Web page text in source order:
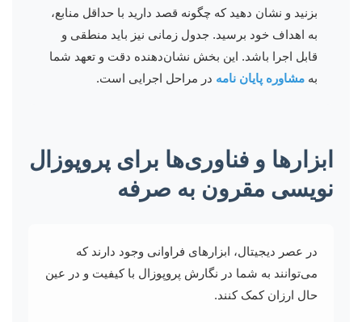
بزنید و نشان دهید که چگونه قصد دارید با حداقل منابع،
به اهداف خود برسید. جدول زمانی نیز باید منطقی و
قابل اجرا باشد. این بخش نشان‌دهنده دقت و تعهد شما
به مشاوره پایان نامه در مراحل اجرایی است.
ابزارها و فناوری‌ها برای پروپوزال
نویسی مقرون به صرفه
در عصر دیجیتال، ابزارهای فراوانی وجود دارند که
می‌توانند به شما در نگارش پروپوزال با کیفیت و در عین
حال ارزان کمک کنند.